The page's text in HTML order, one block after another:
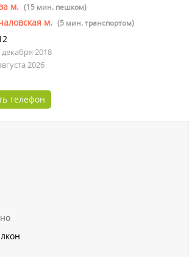
м. (15 мин. пешком)
м. (5 мин. транспортом)
2018
2026
телефон